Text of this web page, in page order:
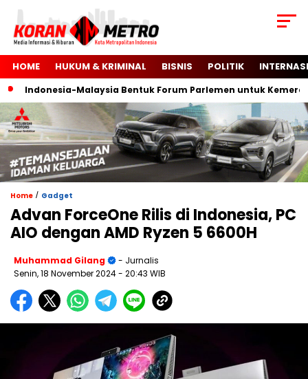
HOME HUKUM & KRIMINAL BISNIS POLITIK
Indonesia-Malaysia Bentuk Forum Parlemen untuk
Home / Gadget
Advan ForceOne Rilis di Indonesia, PC
AIO dengan AMD Ryzen 5 6600H
Muhammad Gilang
- Jurnalis
Senin, 18 November 2024- 20:43 WIB